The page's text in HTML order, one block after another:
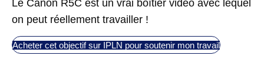
Le Canon R5C est un vrai boîtier vidéo avec lequel
on peut réellement travailler !
Acheter cet objectif sur IPLN pour soutenir mon travail